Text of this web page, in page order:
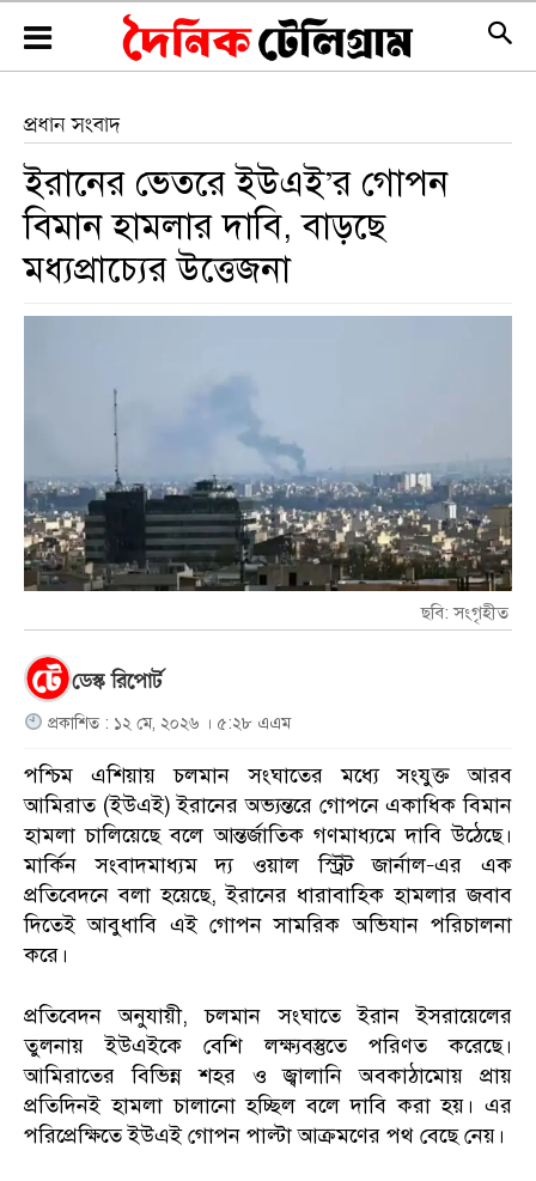
প্রধান সংবাদ
ইরানের ভেতরে ইউএই’র গোপন
বিমান হামলার দাবি, বাড়ছে
মধ্যপ্রাচ্যের উত্তেজনা
ছবি: সংগৃহীত
ডেস্ক রিপোর্ট
প্রকাশিত : ১২ মে, ২০২৬ । ৫:২৮ এএম
পশ্চিম এশিয়ায় চলমান সংঘাতের মধ্যে সংযুক্ত আরব
আমিরাত (ইউএই) ইরানের অভ্যন্তরে গোপনে একাধিক বিমান
হামলা চালিয়েছে বলে আন্তর্জাতিক গণমাধ্যমে দাবি উঠেছে।
মার্কিন সংবাদমাধ্যম দ্য ওয়াল স্ট্রিট জার্নাল–এর এক
প্রতিবেদনে বলা হয়েছে, ইরানের ধারাবাহিক হামলার জবাব
দিতেই আবুধাবি এই গোপন সামরিক অভিযান পরিচালনা
করে।
প্রতিবেদন অনুযায়ী, চলমান সংঘাতে ইরান ইসরায়েলের
তুলনায় ইউএইকে বেশি লক্ষ্যবস্তুতে পরিণত করেছে।
আমিরাতের বিভিন্ন শহর ও জ্বালানি অবকাঠামোয় প্রায়
প্রতিদিনই হামলা চালানো হচ্ছিল বলে দাবি করা হয়। এর
পরিপ্রেক্ষিতে ইউএই গোপন পাল্টা আক্রমণের পথ বেছে নেয়।